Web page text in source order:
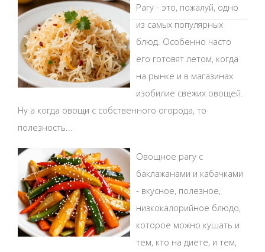
Рагу - это, пожалуй, одно
из самых популярных
блюд. Особенно часто
его готовят летом, когда
на рынке и в магазинах
изобилие свежих овощей.
Ну а когда овощи с собственного огорода, то
полезность...
Овощное рагу с
баклажанами и кабачками
- вкусное, полезное,
низкокалорийное блюдо,
которое можно кушать и
тем, кто на диете, и тем,